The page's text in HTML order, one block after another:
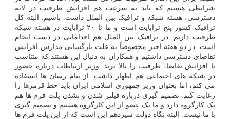
شرایطی هستیم که باید به سرعت هم افزایش ظرفیت در لایه
دسترسی، هسته شبکه و ترافیک بین الملل داشت. باشیم. البته کل
ترافیک کشور پنج ترابایت است و ما تا ۲۰ ترابایت در هسته شبکه
ظرفیت داریم. در ترافیک بین الملل هم اقداماتی در دست انجام
است. در دو هفته اخیر مخصوصاً به علت بازگشایی مدارس افزایش
تقاضای دسترسی داشتیم و همکاران به دنبال این هستند که متناسب
با افزایش تقاضا، ظرفیت را بالا برند. وزیر ارتباطات درباره حضور
در شبکه های اجتماعی هم اظهار داشت: از پیام رسان ها استفاده
می کنم، اما بعنوان وزیر جمهوری اسلامی ایران باید خط قرمزها را
رعایت کنم. تصمیم گیری درباره فیلتر شدن و نشدن پلت فرم ها هم
یک کارگروه دارد و ما یک عضو از این کارگروه هستیم و تصمیم گیری
با ما نیست. البته نگاه دولت سیزدهم این است که از این پلت فرم ها